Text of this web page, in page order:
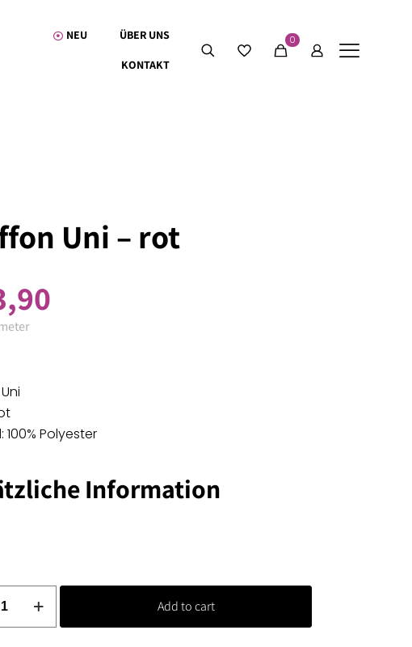
NEU ÜBER UNS
KONTAKT
0
Uni – rot
100% Polyester
Information
Add to cart